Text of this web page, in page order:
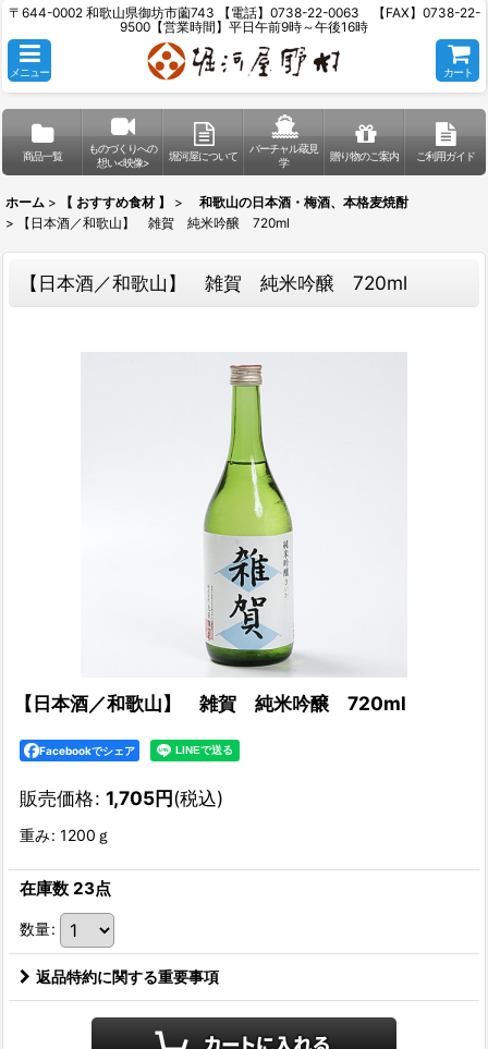
〒644-0002 和歌山県御坊市薗743 【電話】0738-22-0063 【FAX】0738-22-
9500【営業時間】平日午前9時～午後16時
メニュー カート
商品一覧
ものづくりへの
想い<映像>
堀河屋について
バーチャル蔵見
学
贈り物のご案内 ご利用ガイド
ホーム > 【 おすすめ食材 】 >
和歌山の日本酒・梅酒、本格麦焼酎
>
【日本酒／和歌山】 雑賀 純米吟醸 720ml
【日本酒／和歌山】 雑賀 純米吟醸 720ml
【日本酒／和歌山】 雑賀 純米吟醸 720ml
Facebookでシェア
販売価格: 1,705円(税込)
重み: 1200ｇ
在庫数 23点
数量:
返品特約に関する重要事項